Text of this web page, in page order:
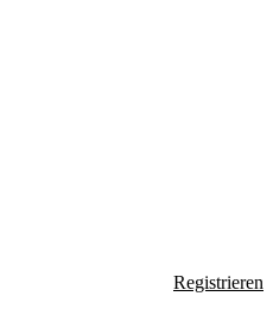
Registrieren